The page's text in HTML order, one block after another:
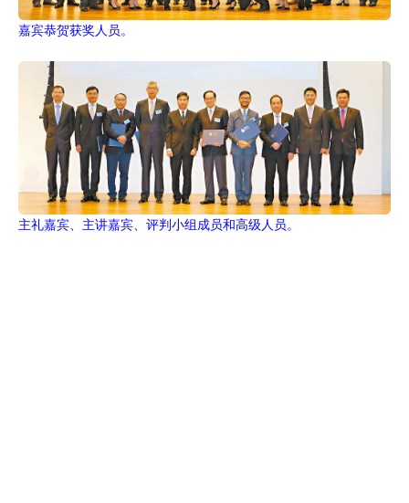
嘉宾恭贺获奖人员。
主礼嘉宾、主讲嘉宾、评判小组成员和高级人员。